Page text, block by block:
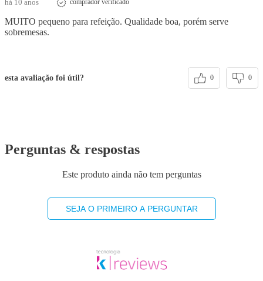
há 10 anos comprador verificado
MUITO pequeno para refeição. Qualidade boa, porém serve
sobremesas.
esta avaliação foi útil? 0 0
Perguntas & respostas
Este produto ainda não tem perguntas
SEJA O PRIMEIRO A PERGUNTAR